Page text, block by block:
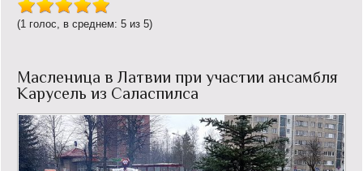
(1 голос, в среднем: 5 из 5)
Масленица в Латвии при участии ансамбля
Карусель из Саласпилса